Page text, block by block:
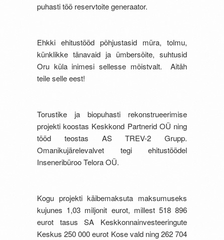
puhasti töö reservtoite generaator.
Ehkki ehitustööd põhjustasid müra, tolmu,
künklikke tänavaid ja ümbersõite, suhtusid
Oru küla inimesi sellesse mõistvalt. Aitäh
teile selle eest!
Torustike ja biopuhasti rekonstrueerimise
projekti koostas Keskkond Partnerid OÜ ning
tööd teostas AS TREV-2 Grupp.
Omanikujärelevalvet tegi ehitustöödel
Inseneribüroo Telora OÜ.
Kogu projekti käibemaksuta maksumuseks
kujunes 1,03 miljonit eurot, millest 518 896
eurot tasus SA Keskkonnainvesteeringute
Keskus 250 000 eurot Kose vald ning 262 704